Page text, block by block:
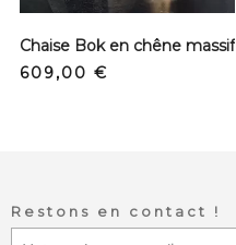
Chaise Bok en chêne massif
Prix
609,00 €
Restons en contact !